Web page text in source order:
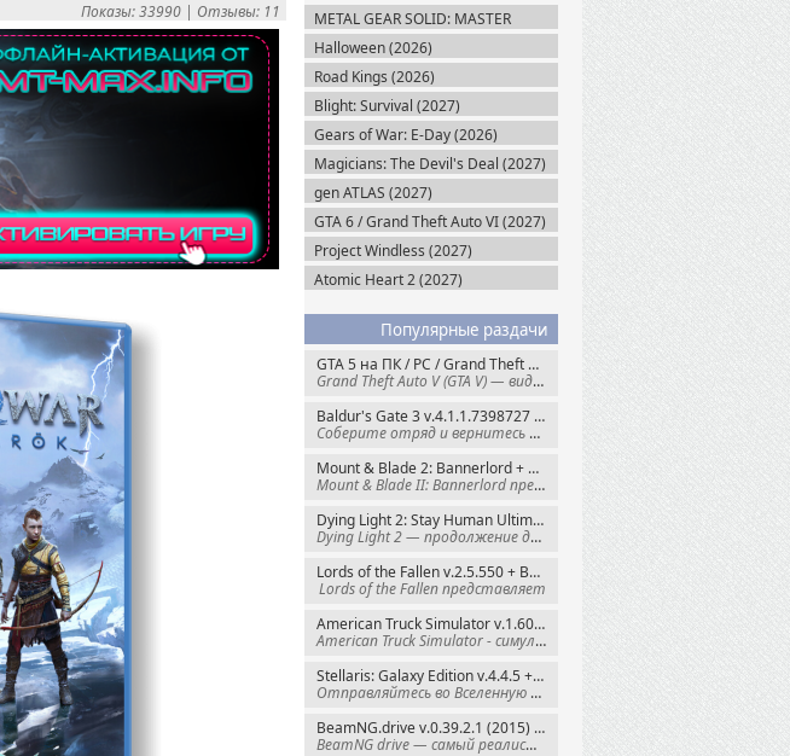
METAL GEAR SOLID: MASTER
COLLECTION Vol.2 (2026)
Halloween (2026)
Road Kings (2026)
Blight: Survival (2027)
Gears of War: E-Day (2026)
Magicians: The Devil's Deal (2027)
gen ATLAS (2027)
GTA 6 / Grand Theft Auto VI (2027)
Project Windless (2027)
Atomic Heart 2 (2027)
Популярные раздачи
GTA 5 на ПК / PC / Grand Theft Auto V: Premium Edition (2015) Steam-Rip
Grand Theft Auto V (GTA V) — видеоигра из
Baldur's Gate 3 v.4.1.1.7398727 + Все DLC (2023) GOG-Rip
Соберите отряд и вернитесь в Забытые
Mount & Blade 2: Bannerlord + War Sails v.1.4.7.117484 (2025) GOG
Mount & Blade II: Bannerlord представляет
Dying Light 2: Stay Human Ultimate Edition v.1.29.0 + Все DLC (2022) Пиратка
Dying Light 2 — продолжение динамичного
Lords of the Fallen v.2.5.550 + Все DLC (2023) Пиратка
Lords of the Fallen представляет
American Truck Simulator v.1.60.1.8s + Все DLC (2016) Пиратка
American Truck Simulator - симулятор
Stellaris: Galaxy Edition v.4.4.5 + Все DLC (2016) Пиратка
Отправляйтесь во Вселенную полную чудес и
BeamNG.drive v.0.39.2.1 (2015) RePack
BeamNG drive — самый реалистичный
Показы: 33990 | Отзывы: 11